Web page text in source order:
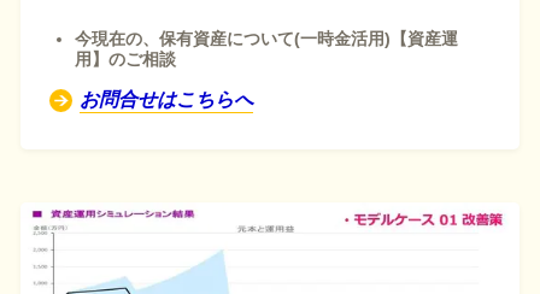
今現在の、保有資産について(一時金活用) 【資産運
用】のご相談
お問合せはこちらへ